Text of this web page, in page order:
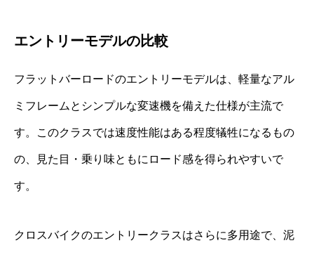
エントリーモデルの比較
フラットバーロードのエントリーモデルは、軽量なアル
ミフレームとシンプルな変速機を備えた仕様が主流で
す。このクラスでは速度性能はある程度犠牲になるもの
の、見た目・乗り味ともにロード感を得られやすいで
す。
クロスバイクのエントリークラスはさらに多用途で、泥